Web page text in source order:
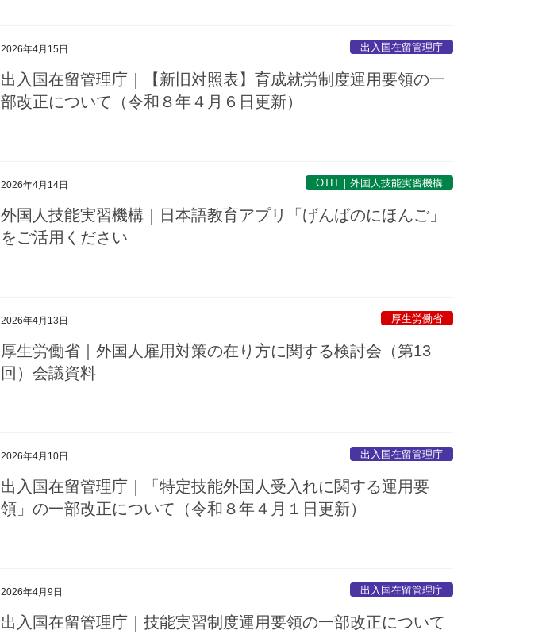
2026年4月15日 出入国在留管理庁
出入国在留管理庁｜【新旧対照表】育成就労制度運用要領の一
部改正について（令和８年４月６日更新）
2026年4月14日 OTIT｜外国人技能実習機構
外国人技能実習機構｜日本語教育アプリ「げんばのにほんご」
をご活用ください
2026年4月13日 厚生労働省
厚生労働省｜外国人雇用対策の在り方に関する検討会（第13
回）会議資料
2026年4月10日 出入国在留管理庁
出入国在留管理庁｜「特定技能外国人受入れに関する運用要
領」の一部改正について（令和８年４月１日更新）
2026年4月9日 出入国在留管理庁
出入国在留管理庁｜技能実習制度運用要領の一部改正について